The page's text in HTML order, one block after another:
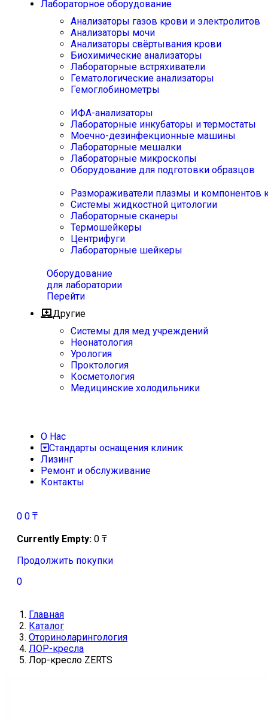
Лабораторное оборудование
Анализаторы газов крови и электролитов
Анализаторы мочи
Анализаторы свёртывания крови
Биохимические анализаторы
Лабораторные встряхиватели
Гематологические анализаторы
Гемоглобинометры
ИФА-анализаторы
Лабораторные инкубаторы и термостаты
Моечно-дезинфекционные машины
Лабораторные мешалки
Лабораторные микроскопы
Оборудование для подготовки образцов
Размораживатели плазмы и компонентов
Системы жидкостной цитологии
Лабораторные сканеры
Термошейкеры
Центрифуги
Лабораторные шейкеры
Оборудование
для лаборатории
Перейти
Другие
Системы для мед учреждений
Неонатология
Урология
Проктология
Косметология
Медицинские холодильники
О Нас
Стандарты оснащения клиник
Лизинг
Ремонт и обслуживание
Контакты
0 0 ₸
Currently Empty: 0 ₸
Продолжить покупки
0
Главная
Каталог
Оториноларингология
ЛОР-кресла
Лор-кресло ZERTS